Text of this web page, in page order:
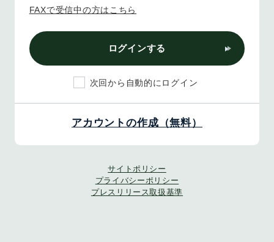
FAXで受信中の方はこちら
ログインする
次回から自動的にログイン
アカウントの作成（無料）
サイトポリシー
プライバシーポリシー
プレスリリース取扱基準